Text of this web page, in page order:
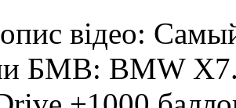
відео:
БМВ: BMW Х7.